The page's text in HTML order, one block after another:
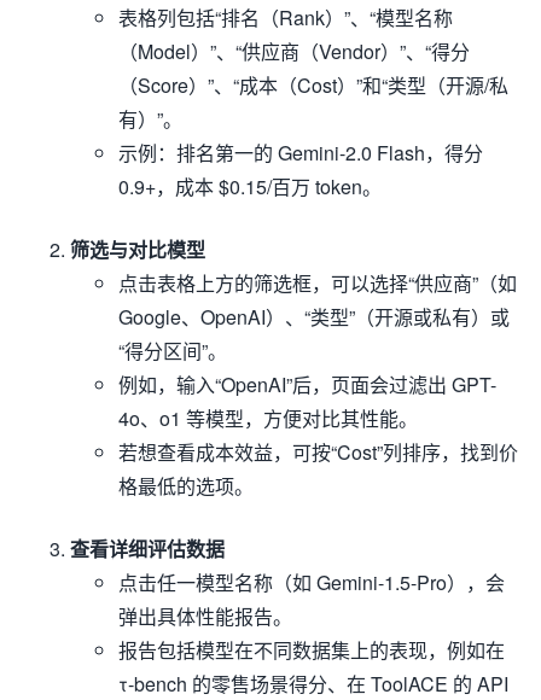
表格列包括“排名（Rank）”、“模型名称
（Model）”、“供应商（Vendor）”、“得分
（Score）”、“成本（Cost）”和“类型（开源/私
有）”。
示例：排名第一的 Gemini-2.0 Flash，得分
0.9+，成本 $0.15/百万 token。
筛选与对比模型
点击表格上方的筛选框，可以选择“供应商”（如
Google、OpenAI）、“类型”（开源或私有）或
“得分区间”。
例如，输入“OpenAI”后，页面会过滤出 GPT-
4o、o1 等模型，方便对比其性能。
若想查看成本效益，可按“Cost”列排序，找到价
格最低的选项。
查看详细评估数据
点击任一模型名称（如 Gemini-1.5-Pro），会
弹出具体性能报告。
报告包括模型在不同数据集上的表现，例如在
τ-bench 的零售场景得分、在 ToolACE 的 API